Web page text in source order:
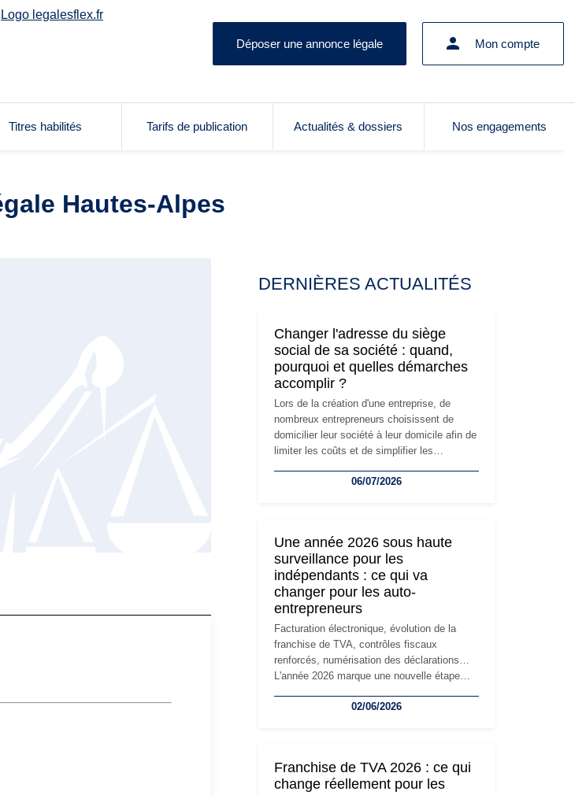
Déposer une annonce légale Mon compte
Titres habilités Tarifs de publication Actualités & dossiers Nos engagements
Hautes-Alpes
DERNIÈRES ACTUALITÉS
Changer l'adresse du siège
social de sa société : quand,
pourquoi et quelles démarches
accomplir ?
Lors de la création d'une entreprise, de
nombreux entrepreneurs choisissent de
domicilier leur société à leur domicile afin de
limiter les coûts et de simplifier les
l'activité, cette solution peut rapidement
siège social répond souvent à une nouvelle
étape de la vie de l'entreprise et implique
plusieurs formalités obligatoires.
06/07/2026
Une année 2026 sous haute
surveillance pour les
indépendants : ce qui va
changer pour les auto-
entrepreneurs
Facturation électronique, évolution de la
franchise de TVA, contrôles fiscaux
renforcés, numérisation des déclarations…
L'année 2026 marque une nouvelle étape
travailleurs indépendants. Si le régime de la
réglementaire plus exigeant. Décryptage des
principaux changements et des précautions
02/06/2026
Franchise de TVA 2026 : ce qui
change réellement pour les